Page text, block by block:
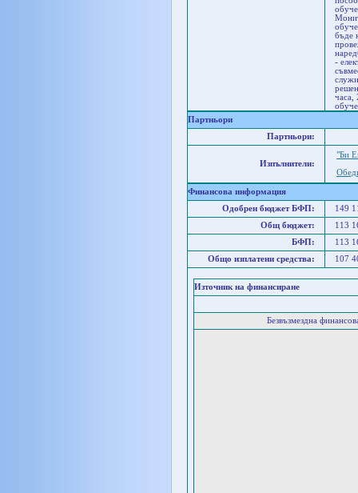
бъде
-
часа,
Партньори
Партньори:
Изпълнители:
"Би
Финансова информация
Одобрен бюджет БФП:
149
Общ бюджет:
113
БФП:
113
Общо изплатени средства:
107
Източник на финансиране
Безвъзмездна